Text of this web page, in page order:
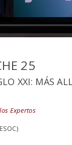
25
XXI: MÁS
Expertos